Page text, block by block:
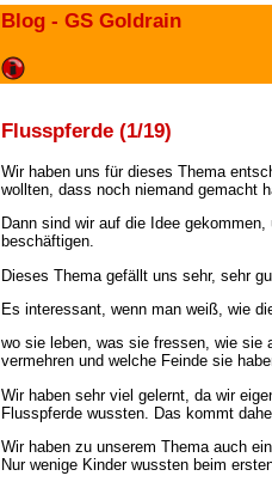
Blog - GS Goldrain
Flusspferde (1/19)
Wir haben uns für dieses Thema
wollten, dass noch niemand gemacht
Dann sind wir auf die Idee
beschäftigen.
Dieses Thema gefällt uns sehr, sehr
Es interessant, wenn man weiß, wie
wo sie leben, was sie fressen, wie sie
vermehren und welche Feinde sie
Wir haben sehr viel gelernt, da wir
Flusspferde wussten. Das kommt
Wir haben zu unserem Thema auch
Nur wenige Kinder wussten beim